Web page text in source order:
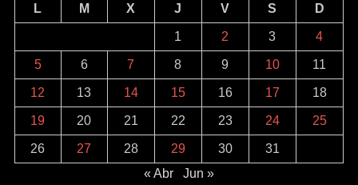
L
M X J V S D
1 2 3 4
5 6 7 8 9 10 11
12 13 14 15 16 17 18
19 20 21 22 23 24 25
26 27 28 29 30
31
« Abr
Jun »